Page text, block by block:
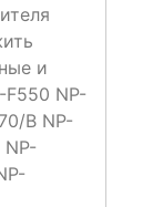
и
F550 NP-
B NP-
NP-